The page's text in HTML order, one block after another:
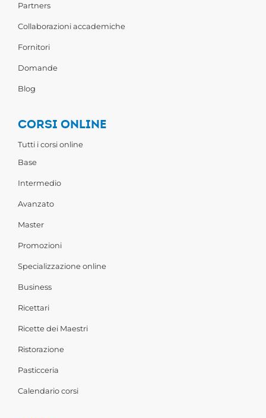
Partners
Collaborazioni accademiche
Fornitori
Domande
Blog
CORSI ONLINE
Tutti i corsi online
Base
Intermedio
Avanzato
Master
Promozioni
Specializzazione online
Business
Ricettari
Ricette dei Maestri
Ristorazione
Pasticceria
Calendario corsi